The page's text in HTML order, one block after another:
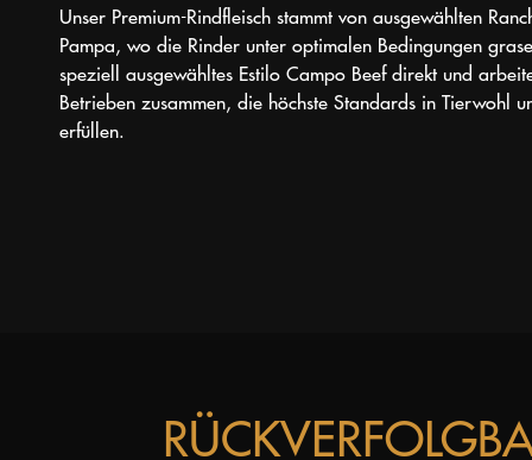
Unser Premium-Rindfleisch stammt von ausgewählten
Pampa, wo die Rinder unter optimalen Bedingungen
speziell ausgewähltes Estilo Campo Beef direkt und
Betrieben zusammen, die höchste Standards in Tierwohl
erfüllen.